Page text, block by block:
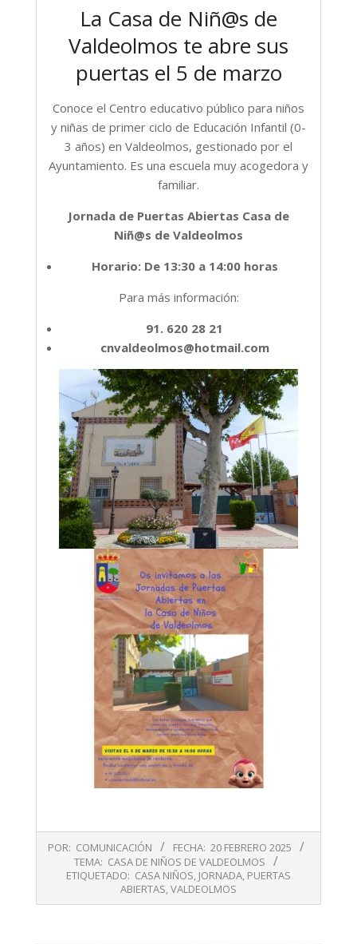
La Casa de Niñ@s de
Valdeolmos te abre sus
puertas el 5 de marzo
Conoce el Centro educativo público para niños
y niñas de primer ciclo de Educación Infantil (0-
3 años) en Valdeolmos, gestionado por el
Ayuntamiento. Es una escuela muy acogedora y
familiar.
Jornada de Puertas Abiertas Casa de
Niñ@s de Valdeolmos
Horario: De 13:30 a 14:00 horas
Para más información:
91. 620 28 21
cnvaldeolmos@hotmail.com
02-
POR: COMUNICACIÓN FECHA: 20 FEBRERO 2025
TEMA: CASA DE NIÑOS DE VALDEOLMOS
ETIQUETADO: CASA NIÑOS, JORNADA, PUERTAS
ABIERTAS,VALDEOLMOS